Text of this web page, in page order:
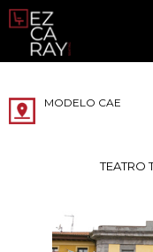
MODELO CAE
TEATRO